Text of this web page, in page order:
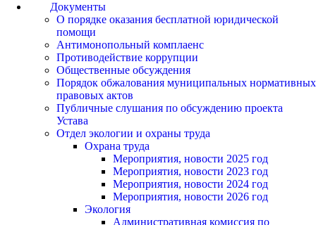
Документы
О порядке оказания бесплатной юридической
помощи
Антимонопольный комплаенс
Противодействие коррупции
Общественные обсуждения
Порядок обжалования муниципальных нормативных
правовых актов
Публичные слушания по обсуждению проекта
Устава
Отдел экологии и охраны труда
Охрана труда
Мероприятия, новости 2025 год
Мероприятия, новости 2023 год
Мероприятия, новости 2024 год
Мероприятия, новости 2026 год
Экология
Административная комиссия по